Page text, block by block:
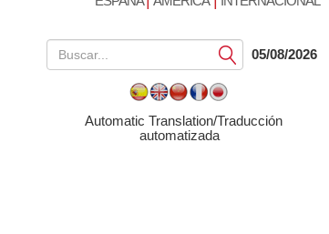
Submit05/08/2026
Automatic Translation/Traducción
automatizada